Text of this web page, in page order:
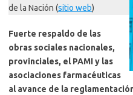
de la Nación (sitio web)
Fuerte respaldo de las
obras sociales nacionales,
provinciales, el PAMI y las
asociaciones farmacéuticas
al avance de la